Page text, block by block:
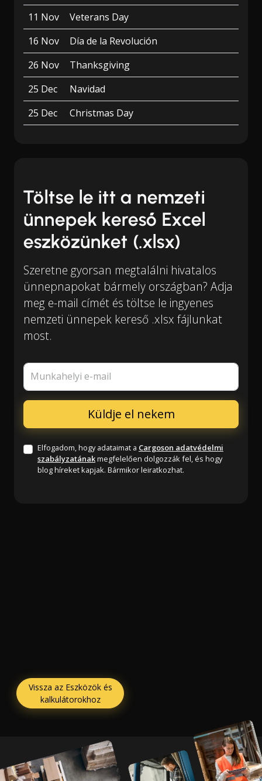
11 Nov
Veterans Day
16 Nov
Día de la Revolución
26 Nov
Thanksgiving
25 Dec
Navidad
25 Dec
Christmas Day
Töltse le itt a nemzeti
ünnepek kereső Excel
eszközünket (.xlsx)
Szeretne gyorsan megtalálni hivatalos
ünnepnapokat bármely országban? Adja
meg e-mail címét és töltse le ingyenes
nemzeti ünnepek kereső .xlsx fájlunkat
most.
Munkahelyi e-mail
Elfogadom, hogy adataimat a Cargoson adatvédelmi
szabályzatánakmegfelelően dolgozzák fel, és hogy
blog híreket kapjak. Bármikor leiratkozhat.
Vissza az Eszközök és
kalkulátorokhoz